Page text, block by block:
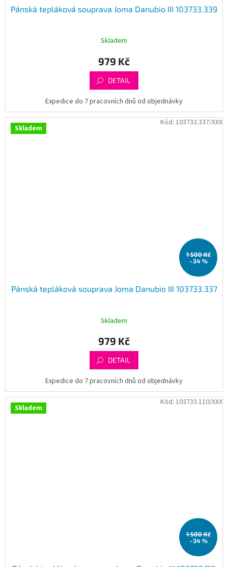
Pánská tepláková souprava Joma Danubio III 103733.339
Skladem
979 Kč
DETAIL
Expedice do 7 pracovních dnů od objednávky
Skladem
1 500 Kč
–34 %
Pánská tepláková souprava Joma Danubio III 103733.337
Skladem
979 Kč
DETAIL
Expedice do 7 pracovních dnů od objednávky
Kód: 103733.337/XXX
Skladem
1 500 Kč
–34 %
Kód: 103733.110/XXX